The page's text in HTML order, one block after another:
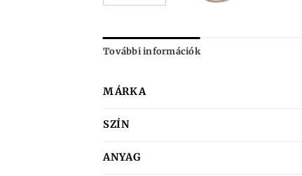
További információk
MÁRKA
SZÍN
ANYAG